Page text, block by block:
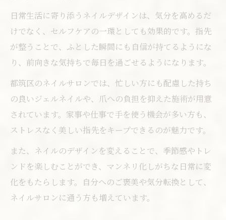
日常生活に寄り添うネイルデザインは、気分を高めるだ
けでなく、セルフケアの一環としても効果的です。指先
が整うことで、ふとした瞬間にも自信が持てるようにな
り、前向きな気持ちで毎日を過ごせるようになります。
都筑区のネイルサロンでは、忙しい方にも配慮した持ち
の良いジェルネイルや、爪への負担を抑えた施術が用意
されています。家事や仕事で手を使う機会が多い方も、
ストレスなく美しい指先をキープできるのが魅力です。
また、ネイルのデザインを変えることで、季節感やトレ
ンドを楽しむことができ、マンネリ化しがちな日常に変
化をもたらします。自分へのご褒美や気分転換として、
ネイルサロンに通う方も増えています。